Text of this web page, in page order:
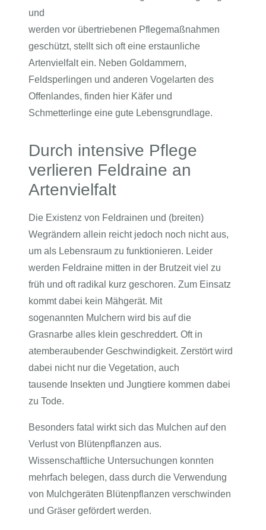
und
werden vor übertriebenen Pflegemaßnahmen
geschützt, stellt sich oft eine erstaunliche
Artenvielfalt ein. Neben Goldammern,
Feldsperlingen und anderen Vogelarten des
Offenlandes, finden hier Käfer und
Schmetterlinge eine gute Lebensgrundlage.
Durch intensive Pflege
verlieren Feldraine an
Artenvielfalt
Die Existenz von Feldrainen und (breiten)
Wegrändern allein reicht jedoch noch nicht aus,
um als Lebensraum zu funktionieren. Leider
werden Feldraine mitten in der Brutzeit viel zu
früh und oft radikal kurz geschoren. Zum Einsatz
kommt dabei kein Mähgerät. Mit
sogenannten Mulchern wird bis auf die
Grasnarbe alles klein geschreddert. Oft in
atemberaubender Geschwindigkeit. Zerstört wird
dabei nicht nur die Vegetation, auch
tausende Insekten und Jungtiere kommen dabei
zu Tode.
Besonders fatal wirkt sich das Mulchen auf den
Verlust von Blütenpflanzen aus.
Wissenschaftliche Untersuchungen konnten
mehrfach belegen, dass durch die Verwendung
von Mulchgeräten Blütenpflanzen verschwinden
und Gräser gefördert werden.